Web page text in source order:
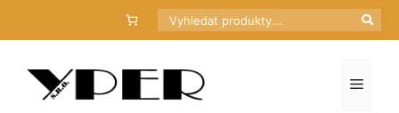
Hledat
Menu